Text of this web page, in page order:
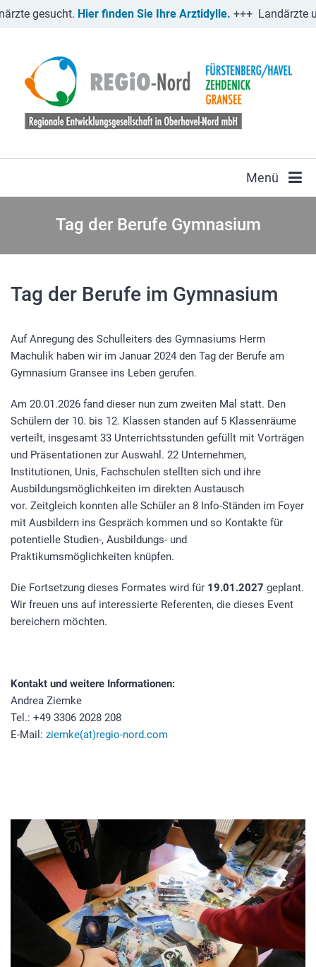
gesucht.Hier finden Sie Ihre Arztidylle.+++ Landärzte
Menü
Tag der Berufe Gymnasium
Tag der Berufe im Gymnasium
Auf Anregung des Schulleiters des Gymnasiums Herrn
Machulik haben wir im Januar 2024 den Tag der Berufe am
Gymnasium Gransee ins Leben gerufen.
Am 20.01.2026 fand dieser nun zum zweiten Mal statt. Den
Schülern der 10. bis 12. Klassen standen auf 5 Klassenräume
verteilt, insgesamt 33 Unterrichtsstunden gefüllt mit Vorträgen
und Präsentationen zur Auswahl. 22 Unternehmen,
Institutionen, Unis, Fachschulen stellten sich und ihre
Ausbildungsmöglichkeiten im direkten Austausch
vor. Zeitgleich konnten alle Schüler an 8 Info-Ständen im Foyer
mit Ausbildern ins Gespräch kommen und so Kontakte für
potentielle Studien-, Ausbildungs- und
Praktikumsmöglichkeiten knüpfen.
Die Fortsetzung dieses Formates wird für 19.01.2027 geplant.
Wir freuen uns auf interessierte Referenten, die dieses Event
bereichern möchten.
Kontakt und weitere Informationen:
Andrea Ziemke
Tel.: +49 3306 2028 208
E-Mail: ziemke(at)regio-nord.com